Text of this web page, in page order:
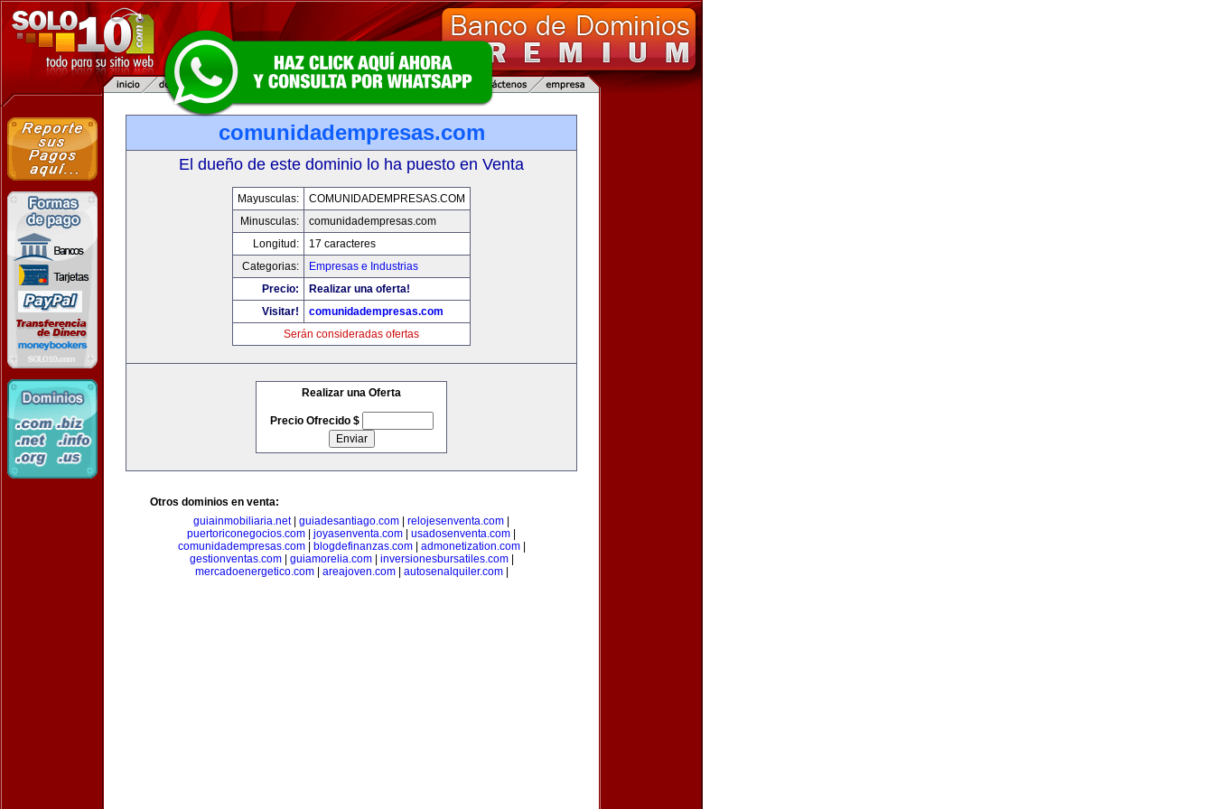
comunidadempresas.com
El dueño de este dominio lo ha puesto en Venta
Mayusculas:
COMUNIDADEMPRESAS.COM
Minusculas:
comunidadempresas.com
Longitud:
17 caracteres
Categorias:
Empresas e Industrias
Precio:
Realizar una oferta!
Visitar!
comunidadempresas.com
Serán consideradas ofertas
Realizar una Oferta
Precio Ofrecido $
Otros dominios en venta:
guiainmobiliaria.net| guiadesantiago.com relojesenventa.com
puertoriconegocios.com
joyasenventa.com usadosenventa.com
comunidadempresas.com| blogdefinanzas.com| admonetization.com|
gestionventas.com| guiamorelia.com| inversionesbursatiles.com|
mercadoenergetico.com| areajoven.com| autosenalquiler.com|